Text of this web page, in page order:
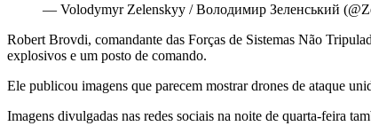
— Volodymyr Zelenskyy / Володимир Зеленський
Robert Brovdi, comandante das Forças de Sistemas Não
explosivos e um posto de comando.
Ele publicou imagens que parecem mostrar drones de ataque
Imagens divulgadas nas redes sociais na noite de quarta-feira